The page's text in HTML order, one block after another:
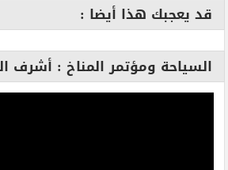
قد يعجبك هذا أيضا :
السياحة ومؤتمر المناخ : أشرف